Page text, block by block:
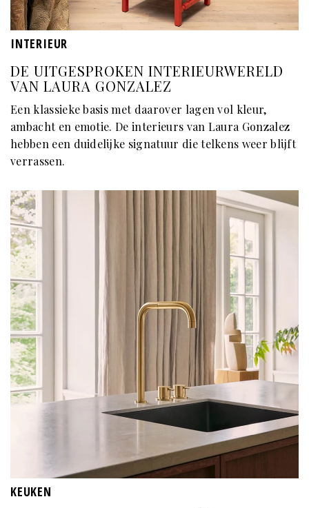
INTERIEUR
DE UITGESPROKEN INTERIEURWERELD
VAN LAURA GONZALEZ
Een klassieke basis met daarover lagen vol kleur,
ambacht en emotie. De interieurs van Laura Gonzalez
hebben een duidelijke signatuur die telkens weer blijft
verrassen.
KEUKEN